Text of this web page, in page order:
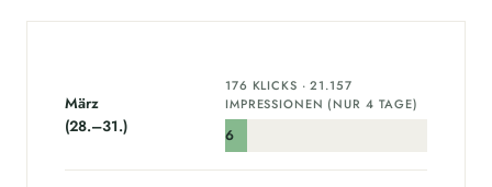
März
(28.–31.)
176 KLICKS · 21.157
IMPRESSIONEN (NUR 4 TAGE)
176